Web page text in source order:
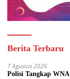
Berita Terbaru
7 Agustus 2026
Polisi Tangkap